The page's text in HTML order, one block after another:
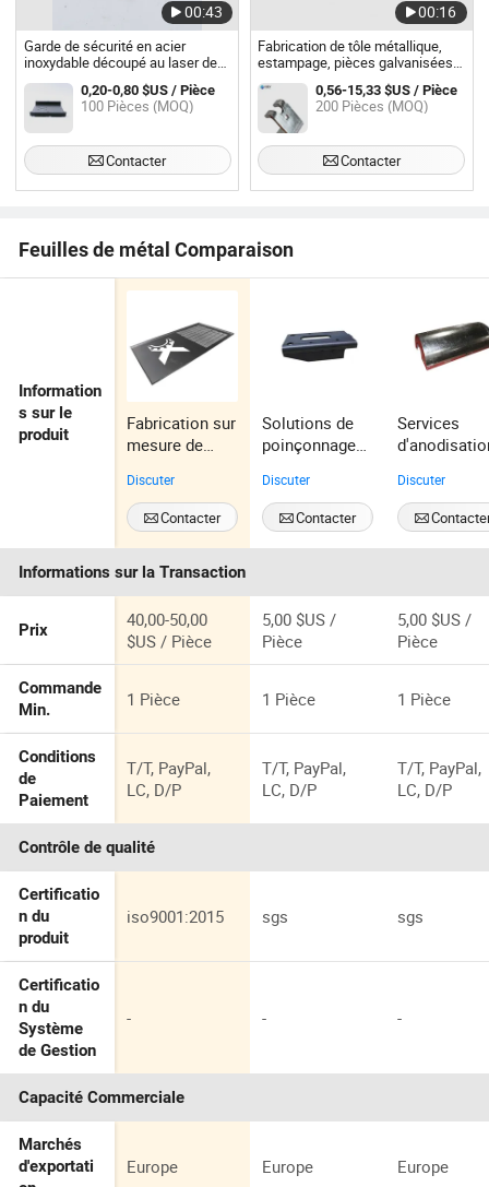
00:43
Garde de sécurité en acier
inoxydable découpé au laser de
précision 304 pour la protection
des machines0,20-0,80 $US / Pièce
100 Pièces (MOQ)
Contacter
00:16
Fabrication de tôle métallique,
estampage, pièces galvanisées à
chaud
0,56-15,33 $US / Pièce
200 Pièces (MOQ)
Contacter
Feuilles de métal Comparaison
Information
s sur le
produit
Fabrication sur
mesure de
inoxydable et
en aluminium
découpées au
laser,
estampées, en
tôle galvanisée
Discuter
Contacter
Solutions de
poinçonnage
fabrication de
tôles en acier
sur mesure
pour les OEM
Discuter
Contacter
Services
de qualité
supérieure
pour la
fabrication
mesure
Discuter
Informations sur la Transaction
Prix
40,00-50,00
$US / Pièce
5,00 $US /
Pièce
5,00 $US /
Pièce
Commande
Min.
1 Pièce 1 Pièce 1 Pièce
Conditions
de
Paiement
T/T, PayPal,
LC, D/P
T/T, PayPal,
LC, D/P
T/T, PayPal,
LC, D/P
Contrôle de qualité
Certificatio
n du
produit
iso9001:2015 sgs sgs
Certificatio
n du
Système
de Gestion
- - -
Capacité Commerciale
Marchés
d'exportati
Europe Europe Europe